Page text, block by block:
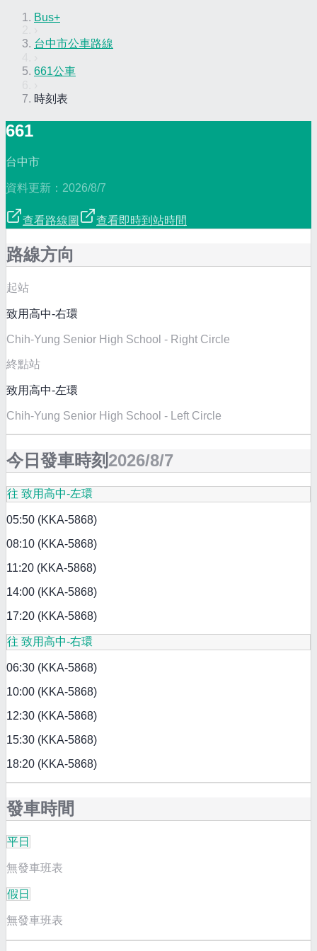
Bus+
台中市公車路線
661公車
時刻表
661
台中市
資料更新： 2026/8/7
查看路線圖 查看即時到站時間
路線方向
起站
致用高中-右環
Chih-Yung Senior High School - Right Circle
終點站
致用高中-左環
Chih-Yung Senior High School - Left Circle
今日發車時刻 2026/8/7
往 致用高中-左環
05:50 (KKA-5868)
08:10 (KKA-5868)
11:20 (KKA-5868)
14:00 (KKA-5868)
17:20 (KKA-5868)
往 致用高中-右環
06:30 (KKA-5868)
10:00 (KKA-5868)
12:30 (KKA-5868)
15:30 (KKA-5868)
18:20 (KKA-5868)
發車時間
平日
無發車班表
假日
無發車班表